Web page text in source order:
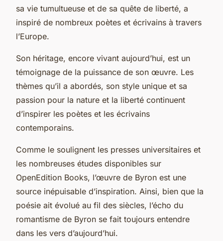
sa vie tumultueuse et de sa quête de liberté, a
inspiré de nombreux poètes et écrivains à travers
l’Europe.
Son héritage, encore vivant aujourd’hui, est un
témoignage de la puissance de son œuvre. Les
thèmes qu’il a abordés, son style unique et sa
passion pour la nature et la liberté continuent
d’inspirer les poètes et les écrivains
contemporains.
Comme le soulignent les presses universitaires et
les nombreuses études disponibles sur
OpenEdition Books, l’œuvre de Byron est une
source inépuisable d’inspiration. Ainsi, bien que la
poésie ait évolué au fil des siècles, l’écho du
romantisme de Byron se fait toujours entendre
dans les vers d’aujourd’hui.